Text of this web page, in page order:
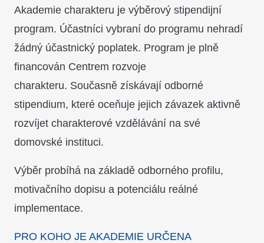
Akademie charakteru je výběrový stipendijní
program. Účastníci vybraní do programu nehradí
žádný účastnický poplatek. Program je plně
financován Centrem rozvoje
charakteru. Současně získávají odborné
stipendium, které oceňuje jejich závazek aktivně
rozvíjet charakterové vzdělávání na své
domovské instituci.
Výběr probíhá na základě odborného profilu,
motivačního dopisu a potenciálu reálné
implementace.
PRO KOHO JE AKADEMIE URČENA